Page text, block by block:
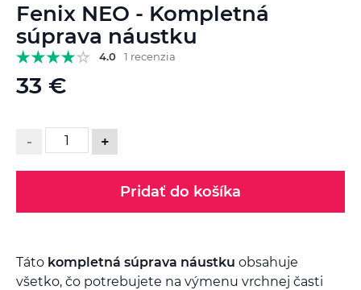
Fenix NEO - Kompletná
súprava náustku
4.0 1 recenzia
33 €
- +
Pridať do košíka
Táto kompletná súprava náustku obsahuje
všetko, čo potrebujete na výmenu vrchnej časti
na
začiatok
galérie
obrázkov